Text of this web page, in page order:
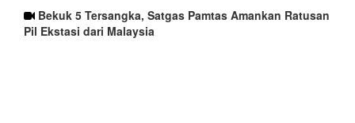
Bekuk 5 Tersangka, Satgas Pamtas Amankan Ratusan
Pil Ekstasi dari Malaysia